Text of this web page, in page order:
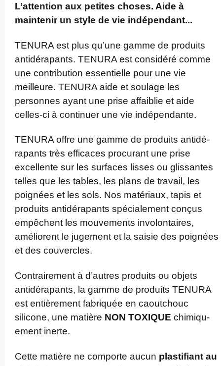
L’attention aux petites choses. Aide à
maintenir un style de vie indé­pendant...
TENURA est plus qu’une gamme de produits
antidé­rapants. TENURA est considéré comme
une contribution essentielle pour une vie
meilleure. TENURA aide et soulage les
personnes ayant une prise affaiblie et aide
celles-ci à continuer une vie indé­pendante.
TENURA offre une gamme de produits antidé­
rapants très efficaces procurant une prise
excellente sur les surfaces lisses ou glissantes
telles que les tables, les plans de travail, les
poignées et les sols. Nos matériaux, tapis et
produits antidé­rapants spécialement conçus
empêchent les mouvements invo­lon­taires,
améliorent le jugement et la saisie des poignées
et des couvercles.
Contra­irement à d’autres produits ou objets
antidé­rapants, la gamme de produits TENURA
est entièrement fabriquée en caoutchouc
silicone, une matière NON TOXIQUE chimiqu­
ement inerte.
Cette matière ne comporte aucun plastifiant au